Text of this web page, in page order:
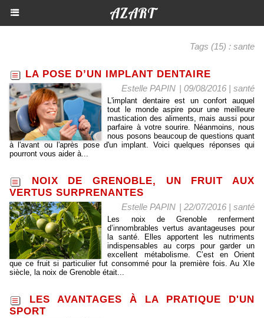
AZART
Tags (15) : sante
LA POSE D’UN IMPLANT DENTAIRE
Estelle PAPIN | 09/08/2016 | santé
L'implant dentaire est un confort auquel
tout le monde aspire pour une meilleure
mastication des aliments, mais aussi pour
parfaire à votre sourire. Néanmoins, nous
nous posons beaucoup de questions quant
à l'avant ou l'après pose d'un implant. Voici quelques réponses qui
pourront vous aider à...
NOIX DE GRENOBLE, UN FRUIT AUX
VERTUS SURPRENANTES
Estelle PAPIN | 22/07/2016 | santé
Les noix de Grenoble renferment
d’innombrables vertus avantageuses pour
la santé. Elles apportent les nutriments
indispensables au corps pour garder un
excellent métabolisme. C’est en Orient
que ce fruit si particulier fut consommé pour la première fois. Au XIe
siècle, la noix de Grenoble était...
LES AVANTAGES À LA PRATIQUE D'UN
SPORT